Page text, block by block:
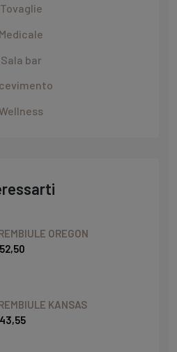
Tovaglie
Medicale
Sala bar
OREGON
KANSAS